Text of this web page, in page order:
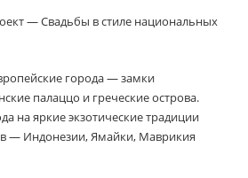
— Свадьбы в стиле национальных
города — замки
палаццо и греческие острова.
на яркие экзотические традиции
— Индонезии, Ямайки, Маврикия